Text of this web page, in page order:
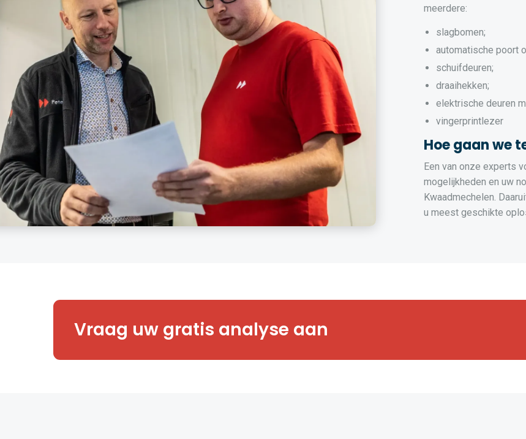
meerdere:
slagbomen;
automatische poort
schuifdeuren;
draaihekken;
elektrische deuren
vingerprintlezer
Hoe gaan we
Een van onze experts
mogelijkheden en uw
Kwaadmechelen.
u meest geschikte
graag een vrijblijvende toegangsanalyse op maat
van uw onderneming.
Vraag uw gratis analyse aan